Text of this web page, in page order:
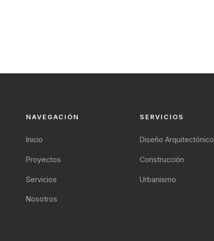
NAVEGACIÓN
Inicio
Proyectos
Servicios
Nosotros
SERVICIOS
Diseño Arquitectónico
Construcción
Urbanismo